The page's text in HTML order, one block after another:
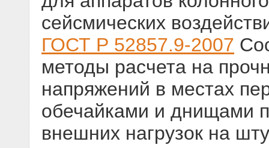
сейсмических
ГОСТ Р 52857.9-2007
методы расчета на
напряжений в местах
обечайками и днищами
внешних нагрузок на